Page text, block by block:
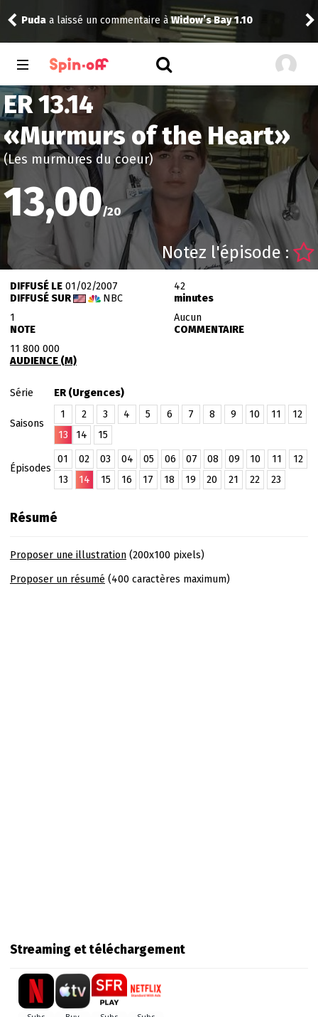
Puda a laissé un commentaire àWidow’s Bay 1.10
ER 13.14
«Murmurs of the Heart»
(Les murmures du coeur)
13,00/20
Notez l'épisode :
DIFFUSÉ LE01/02/2007
DIFFUSÉ SUR
NBC
42
minutes
1
NOTE
Aucun
COMMENTAIRE
11 800 000
AUDIENCE (M)
Série ER (Urgences)
Saisons
1 2 3 4 5 6 7 8 9 10 11
12
13
14 15
Épisodes
01 02 03 04 05 06 07 08 09 10 11
12
13
14 15 16 17 18 19 20 21 22 23
Résumé
Proposer une illustration(200x100 pixels)
Proposer un résumé (400 caractères maximum)
Streaming et téléchargement